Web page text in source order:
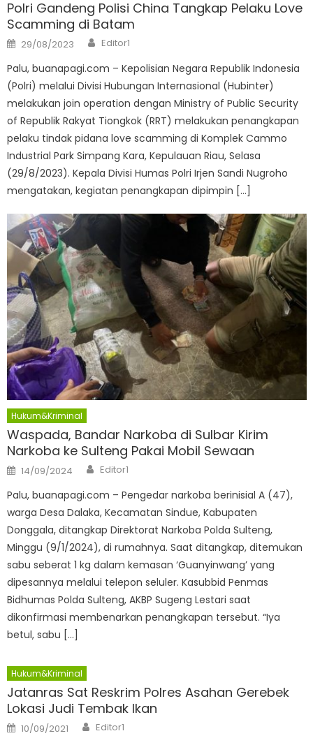
Polri Gandeng Polisi China Tangkap Pelaku Love
Scamming di Batam
Posted
on
29/08/2023 Author
Editor1
Palu, buanapagi.com – Kepolisian Negara Republik Indonesia
(Polri) melalui Divisi Hubungan Internasional (Hubinter)
melakukan join operation dengan Ministry of Public Security
of Republik Rakyat Tiongkok (RRT) melakukan penangkapan
pelaku tindak pidana love scamming di Komplek Cammo
Industrial Park Simpang Kara, Kepulauan Riau, Selasa
(29/8/2023). Kepala Divisi Humas Polri Irjen Sandi Nugroho
mengatakan, kegiatan penangkapan dipimpin […]
Hukum&Kriminal
Waspada, Bandar Narkoba di Sulbar Kirim
Narkoba ke Sulteng Pakai Mobil Sewaan
Posted
on
14/09/2024 Author
Editor1
Palu, buanapagi.com – Pengedar narkoba berinisial A (47),
warga Desa Dalaka, Kecamatan Sindue, Kabupaten
Donggala, ditangkap Direktorat Narkoba Polda Sulteng,
Minggu (9/1/2024), di rumahnya. Saat ditangkap, ditemukan
sabu seberat 1 kg dalam kemasan ‘Guanyinwang’ yang
dipesannya melalui telepon seluler. Kasubbid Penmas
Bidhumas Polda Sulteng, AKBP Sugeng Lestari saat
dikonfirmasi membenarkan penangkapan tersebut. “Iya
betul, sabu […]
Hukum&Kriminal
Jatanras Sat Reskrim Polres Asahan Gerebek
Lokasi Judi Tembak Ikan
Posted
on
10/09/2021 Author
Editor1